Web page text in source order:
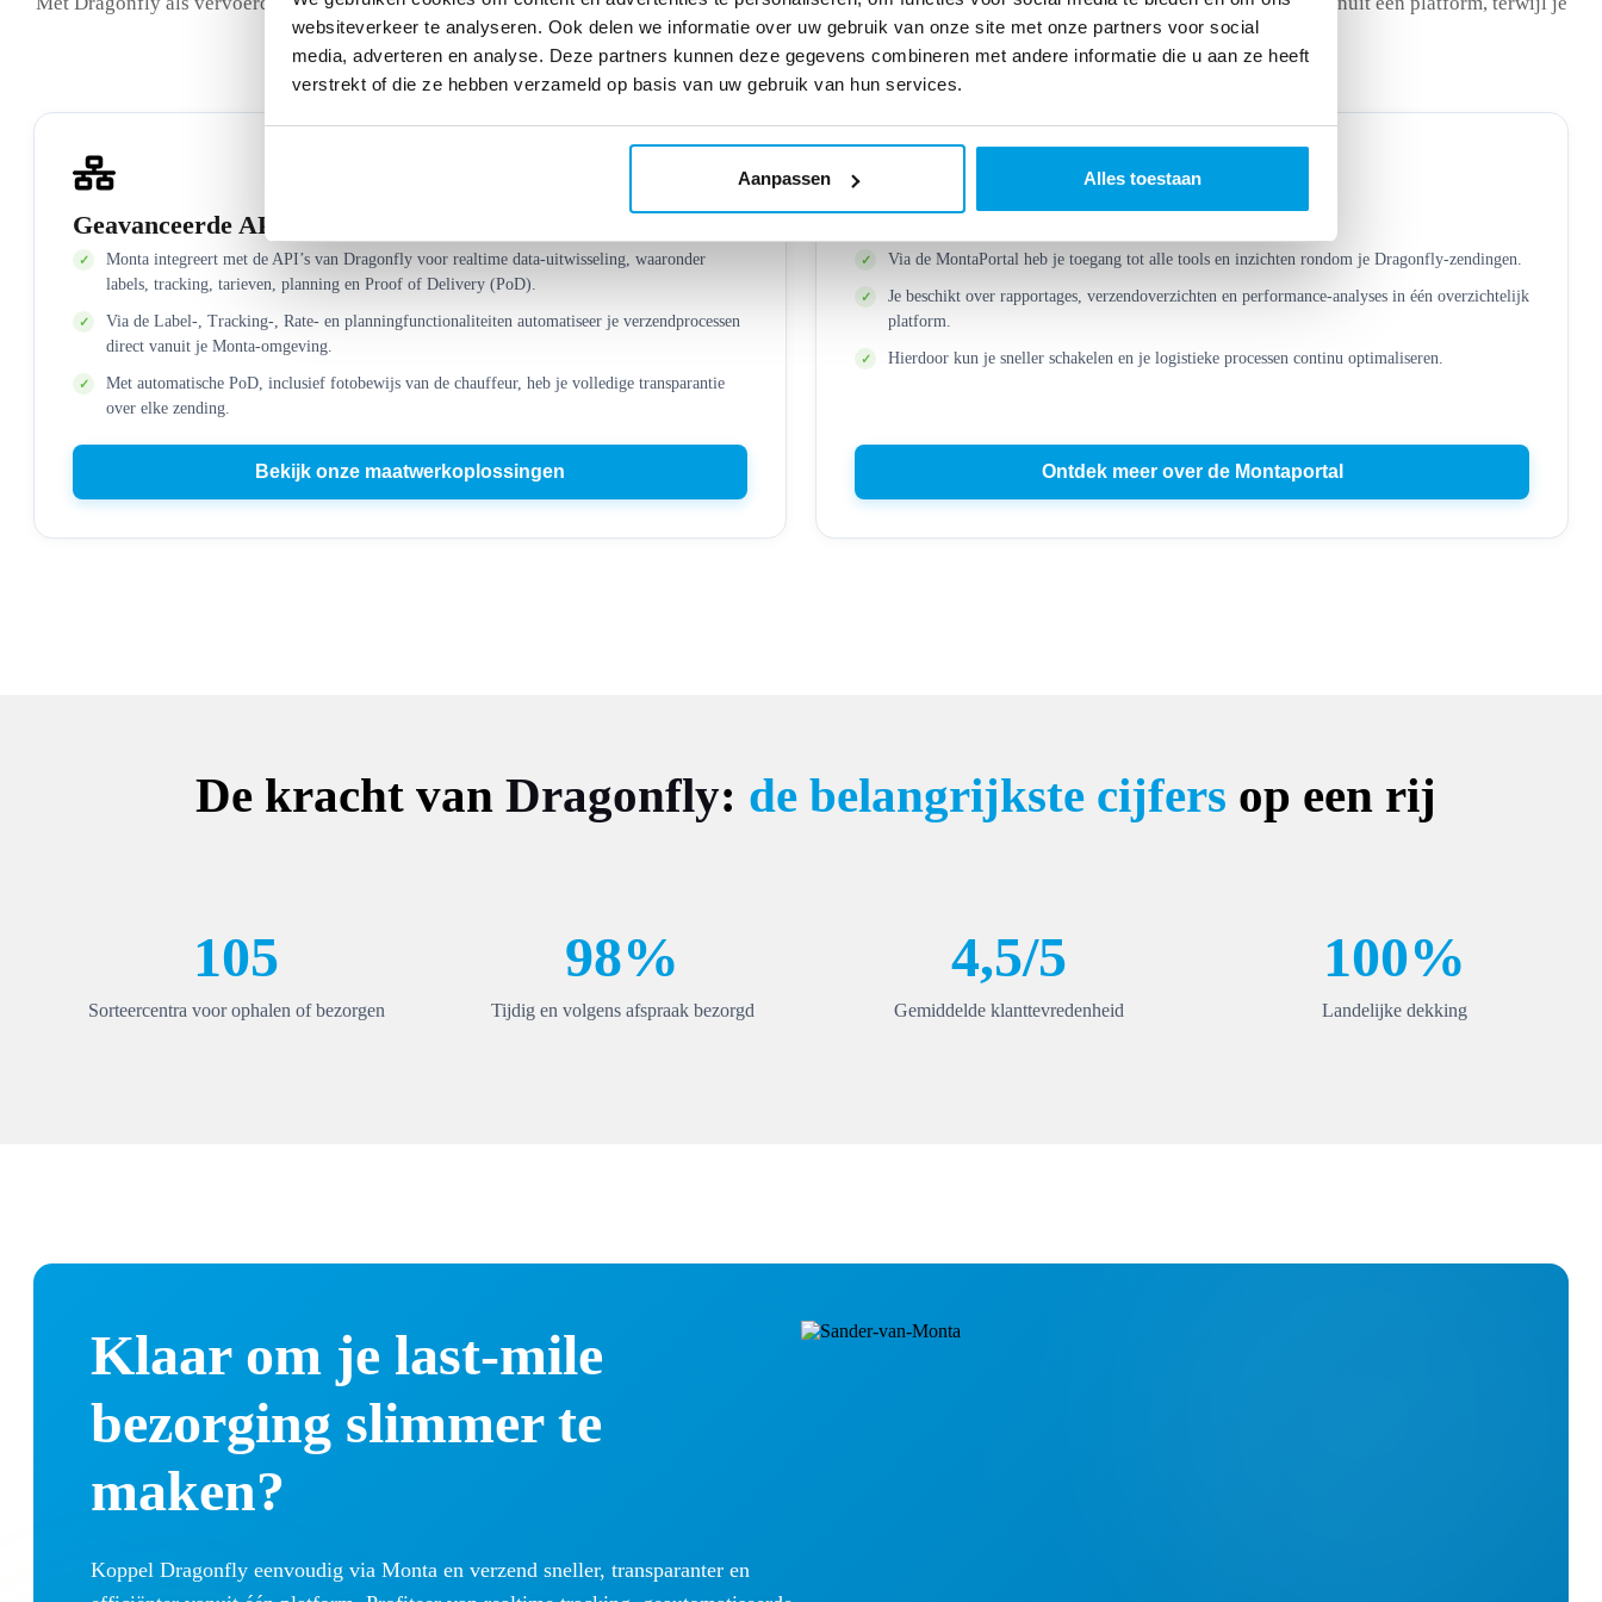
websiteverkeer te analyseren. Ook delen we informatie over uw gebruik van onze site met onze partners voor social
media, adverteren en analyse. Deze partners kunnen deze gegevens combineren met andere informatie die u aan ze heeft
verstrekt of die ze hebben verzameld op basis van uw gebruik van hun services.
Aanpassen Alles toestaan
klanten profiteren van een moderne en flexibele bezorgervaring.
Geavanceerde API-integratie
Monta integreert met de API’s van Dragonfly voor realtime data-uitwisseling, waaronder
labels, tracking, tarieven, planning en Proof of Delivery (PoD).
Via de Label-, Tracking-, Rate- en planningfunctionaliteiten automatiseer je verzendprocessen
direct vanuit je Monta-omgeving.
Met automatische PoD, inclusief fotobewijs van de chauffeur, heb je volledige transparantie
over elke zending.
Bekijk onze maatwerkoplossingen
Via de MontaPortal heb je toegang tot alle tools en inzichten rondom je Dragonfly-zendingen.
Je beschikt over rapportages, verzendoverzichten en performance-analyses in één overzichtelijk
platform.
Hierdoor kun je sneller schakelen en je logistieke processen continu optimaliseren.
Ontdek meer over de Montaportal
De kracht van Dragonfly: de belangrijkste cijfers op een rij
105
Sorteercentra voor ophalen of bezorgen
98%
Tijdig en volgens afspraak bezorgd
4,5/5
Gemiddelde klanttevredenheid
100%
Landelijke dekking
Klaar om je last-mile
bezorging slimmer te
maken?
Koppel Dragonfly eenvoudig via Monta en verzend sneller, transparanter en